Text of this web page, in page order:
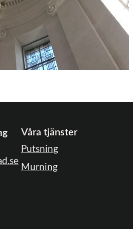
Våra tjänster
Putsning
Murning